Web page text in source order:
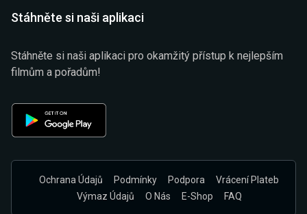
Stáhněte si naši aplikaci
Stáhněte si naši aplikaci pro okamžitý přístup k nejlepším
filmům a pořadům!
Ochrana Údajů Podmínky Podpora
Vrácení Plateb
Výmaz Údajů
O Nás E-Shop FAQ